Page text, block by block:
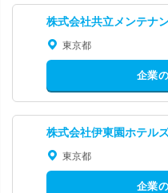
株式会社共立メンテナ
東京都
企業
株式会社伊東園ホテル
東京都
企業